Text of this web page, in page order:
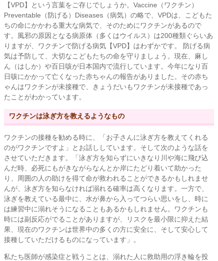
【VPD】という言葉をご存じでしょうか。Vaccine（ワクチン）
Preventable（防げる）Diseases（病気）の略で、VPDは、こどもた
ちの命にかかわる重大な病気で、そのためにワクチンがあるので
す。風邪の原因となる病原体（多くはウイルス）は200種類ぐらいあ
りますが、ワクチンで防げる病気【VPD】はわずかです。 防げる病
気は予防して、大切なこどもたちの命を守りましょう。現在、麻し
ん（はしか）や百日咳が日本国内で流行しています。今年になり百
日咳にかかって亡くなった赤ちゃんの報告がありました。その赤ち
ゃんはワクチンが未接種で、きょうだいもワクチンが未接種であっ
たことがわかっています。
ワクチンは泳ぎ方を教えるようなもの
ワクチンの接種を勧める時に、「お子さんに泳ぎ方を教えてくれる
のがワクチンですよ」とお話ししています。そして次のような話を
させていただきます。「泳ぎ方を知らずにいきなり川や海に飛び込
んだ時、必死にもがきながらなんとか岸にたどり着いて助かった
り、周囲の人の助けを得て命が救われることができるかもしれませ
んが、泳ぎ方を知らなければ溺れる確率は高くなります。一方で、
泳ぎを教えている最中に、水が鼻から入ってつらい思いをし、時に
は練習中に溺れそうになることもあるかもしれません。ワクチンも
時には副反応がでることがありますが、リスクを最小限に抑えた結
果、現在のワクチンは世界中の多くの方に安全に、そして安心して
接種していただけるものになっています」。
私たち医師が感染症と戦うことは、溺れた人に救助用の浮き輪を投